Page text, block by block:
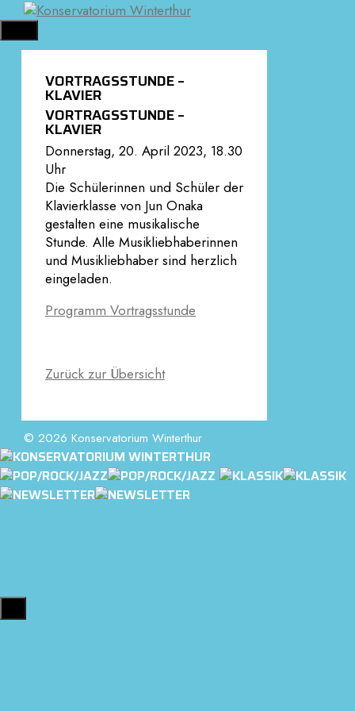
Springe
zum
Inhalt
VORTRAGSSTUNDE –
KLAVIER
VORTRAGSSTUNDE –
KLAVIER
Donnerstag, 20. April 2023, 18.30
Uhr
Die Schülerinnen und Schüler der
Klavierklasse von Jun Onaka
gestalten eine musikalische
Stunde. Alle Musikliebhaberinnen
und Musikliebhaber sind herzlich
eingeladen.
Programm Vortragsstunde
Zurück zur Übersicht
© 2026 Konservatorium Winterthur
Close